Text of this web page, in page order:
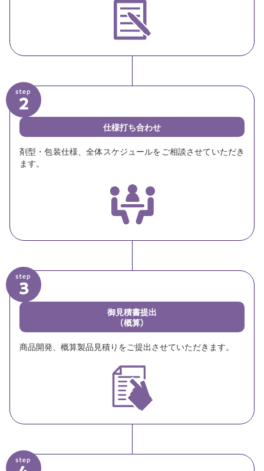
仕様打ち合わせ
剤型・包装仕様、全体スケジュールをご相談させていただき
ます。
御見積書提出
（概算）
商品開発、概算製品見積りをご提出させていただきます。